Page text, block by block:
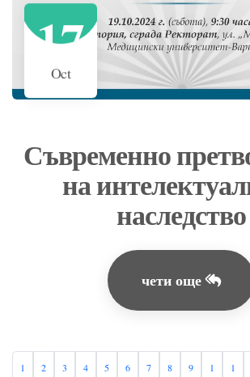
17
Oct
Съвременно
на
наследство
чети още
1 2 3 4 5 6 7 8 9
1
1